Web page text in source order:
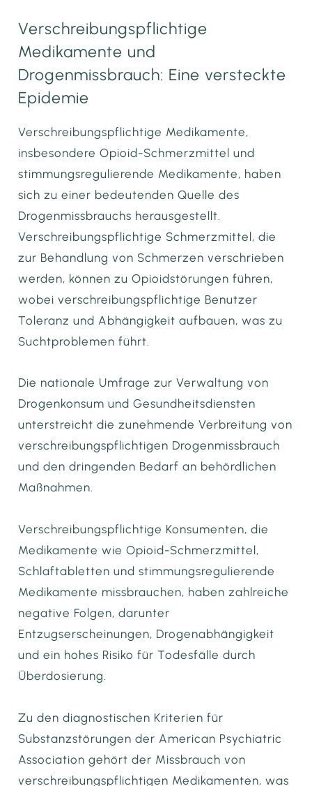
Verschreibungspflichtige
Medikamente und
Drogenmissbrauch: Eine versteckte
Epidemie
Verschreibungspflichtige Medikamente,
insbesondere Opioid-Schmerzmittel und
stimmungsregulierende Medikamente, haben
sich zu einer bedeutenden Quelle des
Drogenmissbrauchs herausgestellt.
Verschreibungspflichtige Schmerzmittel, die
zur Behandlung von Schmerzen verschrieben
werden, können zu Opioidstörungen führen,
wobei verschreibungspflichtige Benutzer
Toleranz und Abhängigkeit aufbauen, was zu
Suchtproblemen führt.
Die nationale Umfrage zur Verwaltung von
Drogenkonsum und Gesundheitsdiensten
unterstreicht die zunehmende Verbreitung von
verschreibungspflichtigen Drogenmissbrauch
und den dringenden Bedarf an behördlichen
Maßnahmen.
Verschreibungspflichtige Konsumenten, die
Medikamente wie Opioid-Schmerzmittel,
Schlaftabletten und stimmungsregulierende
Medikamente missbrauchen, haben zahlreiche
negative Folgen, darunter
Entzugserscheinungen, Drogenabhängigkeit
und ein hohes Risiko für Todesfälle durch
Überdosierung.
Zu den diagnostischen Kriterien für
Substanzstörungen der American Psychiatric
Association gehört der Missbrauch von
verschreibungspflichtigen Medikamenten, was